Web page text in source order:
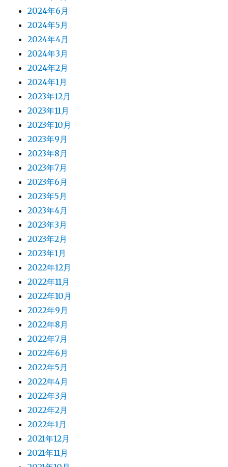
2024年6月
2024年5月
2024年4月
2024年3月
2024年2月
2024年1月
2023年12月
2023年11月
2023年10月
2023年9月
2023年8月
2023年7月
2023年6月
2023年5月
2023年4月
2023年3月
2023年2月
2023年1月
2022年12月
2022年11月
2022年10月
2022年9月
2022年8月
2022年7月
2022年6月
2022年5月
2022年4月
2022年3月
2022年2月
2022年1月
2021年12月
2021年11月